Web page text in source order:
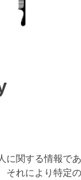
に関する情報
それにより特定